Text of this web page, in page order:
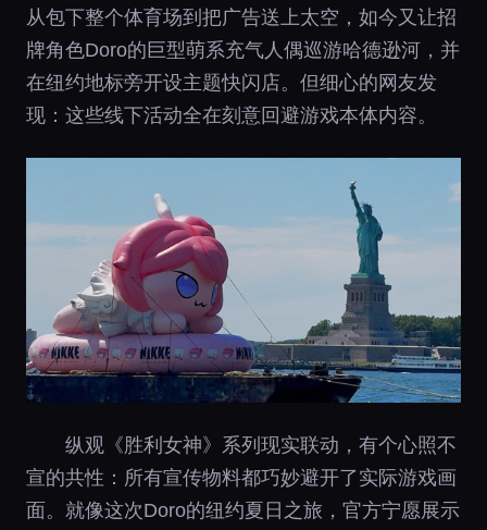
从包下整个体育场到把广告送上太空，如今又让招
牌角色Doro的巨型萌系充气人偶巡游哈德逊河，并
在纽约地标旁开设主题快闪店。但细心的网友发
现：这些线下活动全在刻意回避游戏本体内容。
纵观《胜利女神》系列现实联动，有个心照不
宣的共性：所有宣传物料都巧妙避开了实际游戏画
面。就像这次Doro的纽约夏日之旅，官方宁愿展示